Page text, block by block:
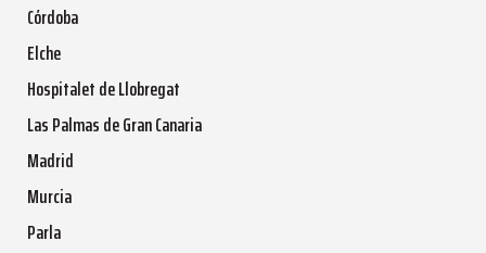
Córdoba
Elche
Hospitalet de Llobregat
Las Palmas de Gran Canaria
Madrid
Murcia
Parla